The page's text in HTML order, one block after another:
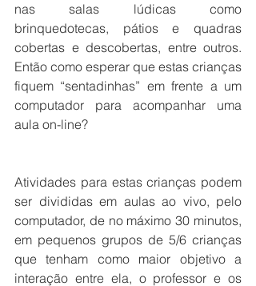
nas salas lúdicas como
brinquedotecas, pátios e quadras
cobertas e descobertas, entre outros.
Então como esperar que estas crianças
fiquem “sentadinhas” em frente a um
computador para acompanhar uma
aula on-line?
Atividades para estas crianças podem
ser divididas em aulas ao vivo, pelo
computador, de no máximo 30 minutos,
em pequenos grupos de 5/6 crianças
que tenham como maior objetivo a
interação entre ela, o professor e os